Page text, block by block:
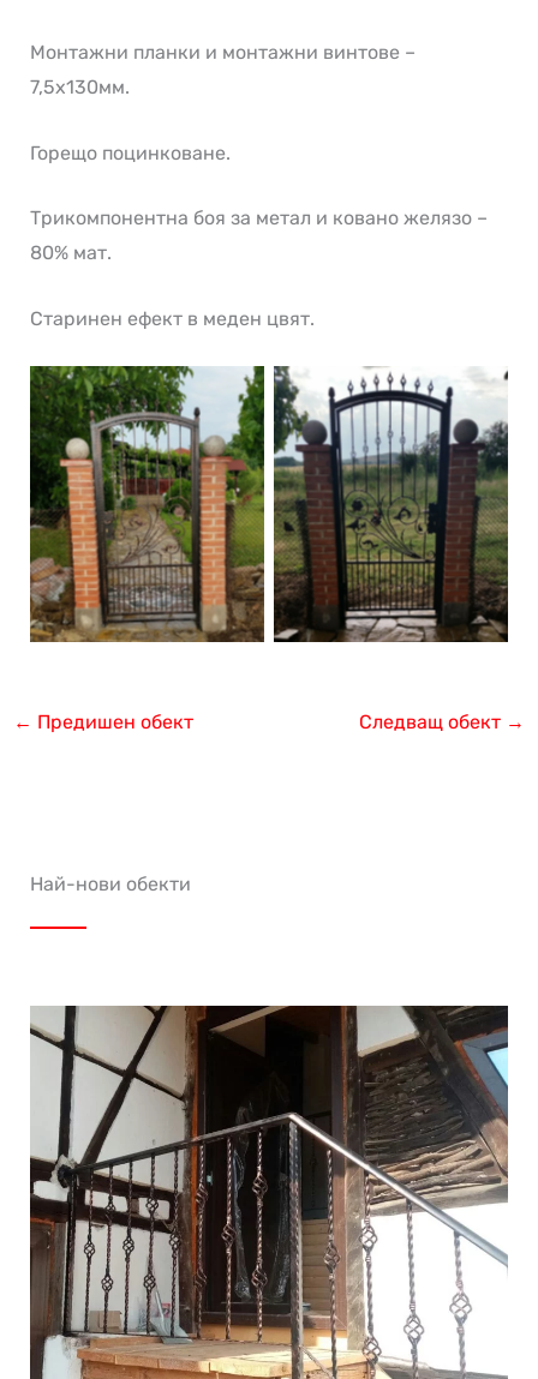
Монтажни планки и монтажни винтове –
7,5х130мм.
Горещо поцинковане.
Трикомпонентна боя за метал и ковано желязо –
80% мат.
Старинен ефект в меден цвят.
← Предишен обект Следващ обект →
Най-нови обекти